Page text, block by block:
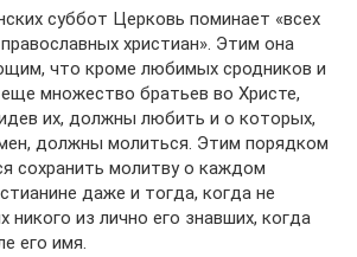
суббот Церковь поминает «всех
христиан». Этим она
что кроме любимых сродников и
еще множество братьев во Христе,
их, должны любить и о которых,
должны молиться. Этим порядком
сохранить молитву о каждом
даже и тогда, когда не
никого из лично его знавших, когда
его имя.